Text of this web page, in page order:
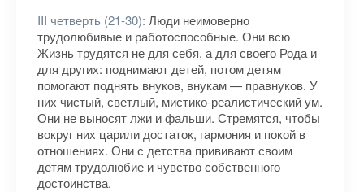
III четверть (21-30): Люди неимоверно
трудолюбивые и работоспособные. Они всю
Жизнь трудятся не для себя, а для своего Рода и
для других: поднимают детей, потом детям
помогают поднять внуков, внукам — правнуков. У
них чистый, светлый, мистико-реалистический ум.
Они не выносят лжи и фальши. Стремятся, чтобы
вокруг них царили достаток, гармония и покой в
отношениях. Они с детства прививают своим
детям трудолюбие и чувство собственного
достоинства.